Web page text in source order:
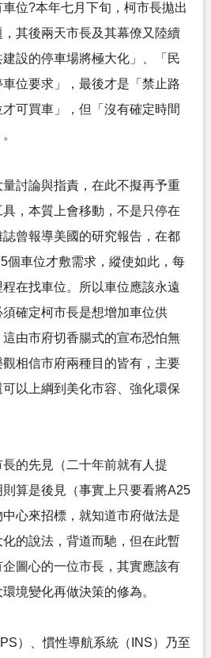
位?本年七月下旬，柯市長拋出
其後兩天市長及其幕僚又陸續
設的停車場將極大化」、「民
位要求」，最後才是「禁止路
可買車」，但「沒有確定時間
討論與指責，在此不擬再予重
，本質上會移動，不是只停在
曾報導美國的研究報告，在都
個車位才敷需求，縱使如此，每
在找車位。所以車位應該永遠
確定柯市長是想增加車位供
由市府切香腸式的宣布恐怕無
相信市府兩種目的皆有，主要
以上綱到美化市容、強化環保
的先見（二十年前就有人提
算是後見（事實上只要看將A25
心來招標，就知道市府做法是
的說法，背道而馳，但在此暫
圖心的一位市長，其實應該有
境變化再做決策的修為。
）、慣性導航系統（INS）乃至